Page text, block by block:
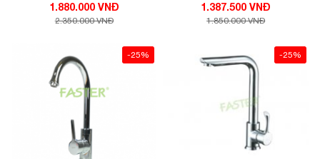
1.880.000 VNĐ
2.350.000 VNĐ
1.387.500 VNĐ
1.850.000 VNĐ
-25% -25%